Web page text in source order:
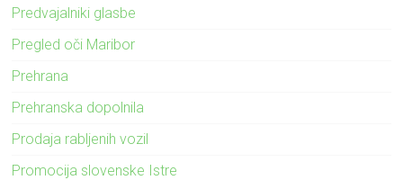
Predvajalniki glasbe
Pregled oči Maribor
Prehrana
Prehranska dopolnila
Prodaja rabljenih vozil
Promocija slovenske Istre